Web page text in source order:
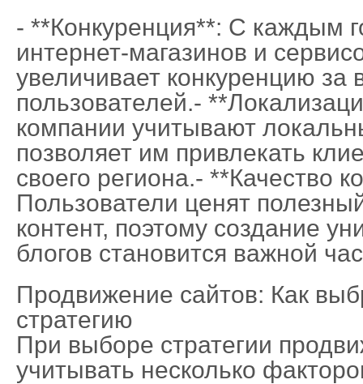
- **Конкуренция**: С каждым
интернет-магазинов и
увеличивает конкуренцию за
пользователей.-
компании учитывают
позволяет им привлекать
своего региона.- **Качество
Пользователи ценят
контент, поэтому создание
блогов становится важной
Продвижение сайтов: Как
стратегию
При выборе стратегии
учитывать несколько